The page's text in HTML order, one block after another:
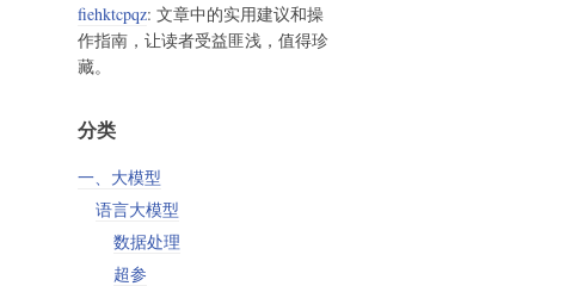
fiehktcpqz: 文章中的实用建议和操
作指南，让读者受益匪浅，值得珍
藏。
分类
一、大模型
语言大模型
数据处理
超参